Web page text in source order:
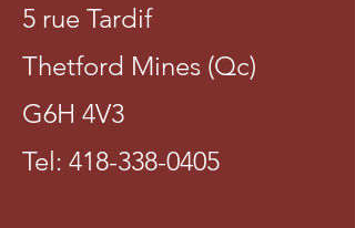
5 rue Tardif
Thetford Mines (Qc)
G6H 4V3
Tel: 418-338-0405